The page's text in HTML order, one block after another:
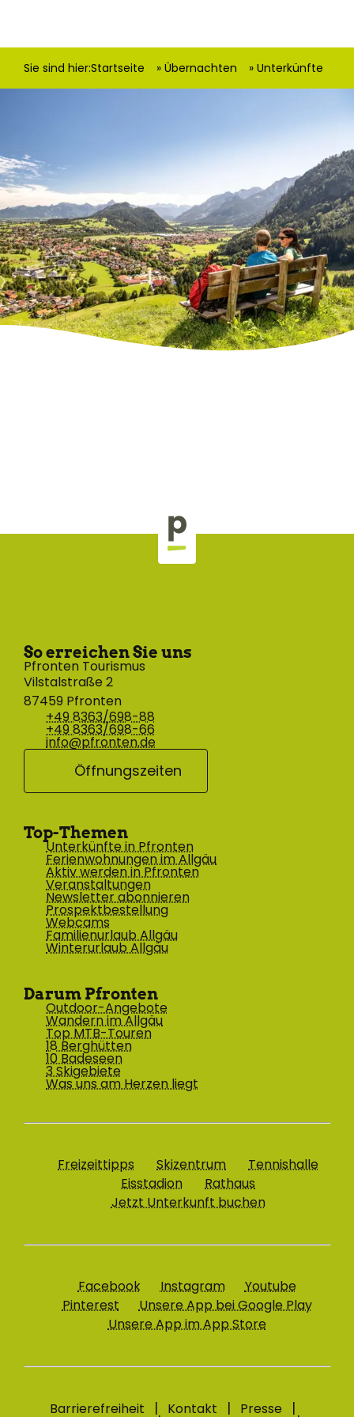
Sie sind hier:Startseite Übernachten Unterkünfte
So erreichen Sie uns
Pfronten Tourismus
Vilstalstraße 2
87459 Pfronten
+49 8363/698-88
+49 8363/698-66
info@pfronten.de
Öffnungszeiten
Top-Themen
Unterkünfte in Pfronten
Ferienwohnungen im Allgäu
Aktiv werden in Pfronten
Veranstaltungen
Newsletter abonnieren
Prospektbestellung
Webcams
Familienurlaub Allgäu
Winterurlaub Allgäu
Darum Pfronten
Outdoor-Angebote
Wandern im Allgäu
Top MTB-Touren
18 Berghütten
10 Badeseen
3 Skigebiete
Was uns am Herzen liegt
Freizeittipps Skizentrum
Tennishalle
Eisstadion
Rathaus
Jetzt Unterkunft buchen
Facebook Instagram
Youtube
Pinterest
Unsere App bei Google Play
Unsere App im App Store
Barrierefreiheit Kontakt Presse